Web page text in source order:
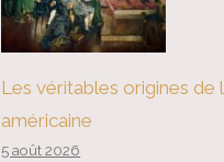
Les véritables origines de
américaine
5 août 2026